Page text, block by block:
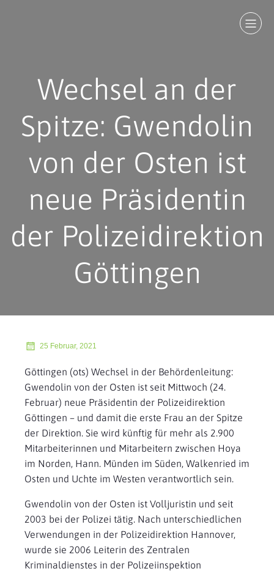
Wechsel an der
Spitze: Gwendolin
von der Osten ist
neue Präsidentin
der Polizeidirektion
Göttingen
25 Februar, 2021
Göttingen (ots) Wechsel in der Behördenleitung:
Gwendolin von der Osten ist seit Mittwoch (24.
Februar) neue Präsidentin der Polizeidirektion
Göttingen – und damit die erste Frau an der Spitze
der Direktion. Sie wird künftig für mehr als 2.900
Mitarbeiterinnen und Mitarbeitern zwischen Hoya
im Norden, Hann. Münden im Süden, Walkenried im
Osten und Uchte im Westen verantwortlich sein.
Gwendolin von der Osten ist Volljuristin und seit
2003 bei der Polizei tätig. Nach unterschiedlichen
Verwendungen in der Polizeidirektion Hannover,
wurde sie 2006 Leiterin des Zentralen
Kriminaldienstes in der Polizeiinspektion